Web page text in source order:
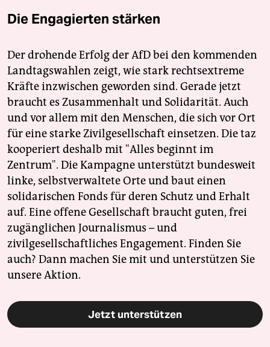
Die Engagierten stärken
Der drohende Erfolg der AfD bei den kommenden
Landtagswahlen zeigt, wie stark rechtsextreme
Kräfte inzwischen geworden sind. Gerade jetzt
braucht es Zusammenhalt und Solidarität. Auch
und vor allem mit den Menschen, die sich vor Ort
für eine starke Zivilgesellschaft einsetzen. Die taz
kooperiert deshalb mit "Alles beginnt im
Zentrum". Die Kampagne unterstützt bundesweit
linke, selbstverwaltete Orte und baut einen
solidarischen Fonds für deren Schutz und Erhalt
auf. Eine offene Gesellschaft braucht guten, frei
zugänglichen Journalismus – und
zivilgesellschaftliches Engagement. Finden Sie
auch? Dann machen Sie mit und unterstützen Sie
unsere Aktion.
Jetzt unterstützen